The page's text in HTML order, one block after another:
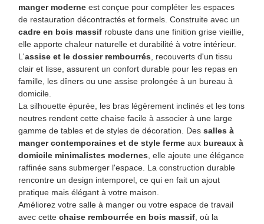
manger moderne est conçue pour compléter les espaces
de restauration décontractés et formels. Construite avec un
cadre en bois massif robuste dans une finition grise vieillie,
elle apporte chaleur naturelle et durabilité à votre intérieur.
L'assise et le dossier rembourrés , recouverts d'un tissu
clair et lisse, assurent un confort durable pour les repas en
famille, les dîners ou une assise prolongée à un bureau à
domicile.
La silhouette épurée, les bras légèrement inclinés et les tons
neutres rendent cette chaise facile à associer à une large
gamme de tables et de styles de décoration. Des salles à
manger contemporaines et de style ferme aux bureaux à
domicile minimalistes modernes , elle ajoute une élégance
raffinée sans submerger l'espace. La construction durable
rencontre un design intemporel, ce qui en fait un ajout
pratique mais élégant à votre maison.
Améliorez votre salle à manger ou votre espace de travail
avec cette chaise rembourrée en bois massif , où la